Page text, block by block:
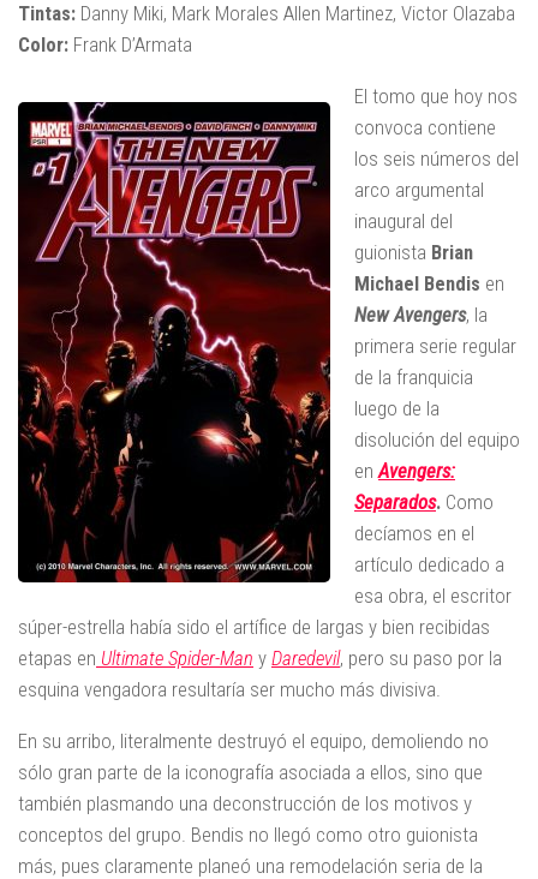
Tintas: Danny Miki, Mark Morales Allen Martinez, Victor Olazaba
Color: Frank D’Armata
El tomo que hoy nos
convoca contiene
los seis números del
arco argumental
inaugural del
guionista Brian
Michael Bendis en
New Avengers, la
primera serie regular
de la franquicia
luego de la
disolución del equipo
en Avengers:
Separados. Como
decíamos en el
artículo dedicado a
esa obra, el escritor
súper-estrella había sido el artífice de largas y bien recibidas
etapas en Ultimate Spider-Man y Daredevil, pero su paso por la
esquina vengadora resultaría ser mucho más divisiva.
En su arribo, literalmente destruyó el equipo, demoliendo no
sólo gran parte de la iconografía asociada a ellos, sino que
también plasmando una deconstrucción de los motivos y
conceptos del grupo. Bendis no llegó como otro guionista
más, pues claramente planeó una remodelación seria de la